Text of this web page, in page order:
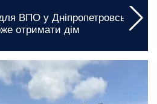
ВПО у Дніпропетровській
отримати дім